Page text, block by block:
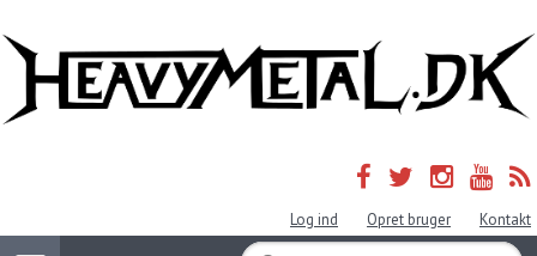
Log ind Opret bruger Kontakt